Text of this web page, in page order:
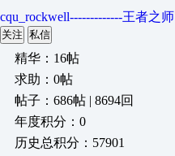
cqu_rockwell-------------王者之师
关注 私信
精华：16帖
求助：0帖
帖子：686帖 | 8694回
年度积分：0
历史总积分：57901